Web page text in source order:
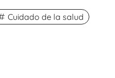
Cuidado de la salud